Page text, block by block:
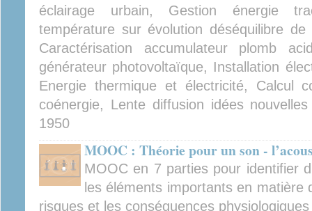
éclairage urbain, Gestion énergie
température sur évolution déséquilibre de
Caractérisation accumulateur plomb
générateur photovoltaïque, Installation
Energie thermique et électricité, Calcul
coénergie, Lente diffusion idées
1950
MOOC : Théorie pour un son -
MOOC en 7 parties pour identifier
les éléments importants en matière
risques et les conséquences